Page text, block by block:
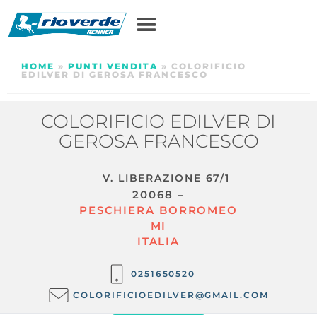
HOME » PUNTI VENDITA » COLORIFICIO
EDILVER DI GEROSA FRANCESCO
COLORIFICIO EDILVER DI
GEROSA FRANCESCO
V. LIBERAZIONE 67/1
20068 –
PESCHIERA BORROMEO
MI
ITALIA
0251650520
COLORIFICIOEDILVER@GMAIL.COM